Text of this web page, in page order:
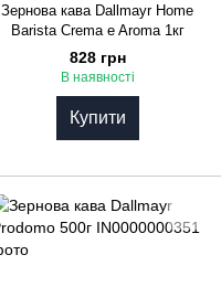
Зернова кава Dallmayr Home
Barista Crema e Aroma 1кг
828 грн
В наявності
Купити